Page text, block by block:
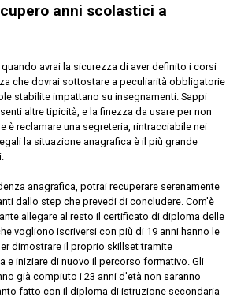
anni scolastici a
avrai la sicurezza di aver definito i corsi
che dovrai sottostare a peculiarità obbligatorie
stabilite impattano su insegnamenti. Sappi
altre tipicità, e la finezza da usare per non
è reclamare una segreteria, rintracciabile nei
la situazione anagrafica è il più grande
anagrafica, potrai recuperare serenamente
dallo step che prevedi di concludere. Com'è
allegare al resto il certificato di diploma delle
vogliono iscriversi con più di 19 anni hanno le
dimostrare il proprio skillset tramite
e iniziare di nuovo il percorso formativo. Gli
già compiuto i 23 anni d'età non saranno
fatto con il diploma di istruzione secondaria